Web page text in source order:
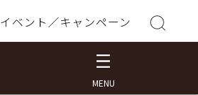
イベント／キャンペーン